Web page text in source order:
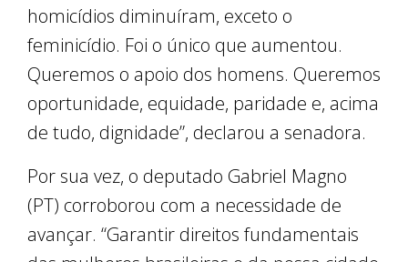
homicídios diminuíram, exceto o
feminicídio. Foi o único que aumentou.
Queremos o apoio dos homens. Queremos
oportunidade, equidade, paridade e, acima
de tudo, dignidade”, declarou a senadora.
Por sua vez, o deputado Gabriel Magno
(PT) corroborou com a necessidade de
avançar. “Garantir direitos fundamentais